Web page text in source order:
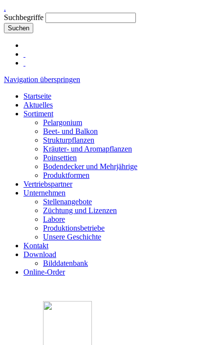
.
Suchbegriffe
Suchen
Navigation überspringen
Startseite
Aktuelles
Sortiment
Pelargonium
Beet- und Balkon
Strukturpflanzen
Kräuter- und Aromapflanzen
Poinsettien
Bodendecker und Mehrjährige
Produktformen
Vertriebspartner
Unternehmen
Stellenangebote
Züchtung und Lizenzen
Labore
Produktionsbetriebe
Unsere Geschichte
Kontakt
Download
Bilddatenbank
Online-Order